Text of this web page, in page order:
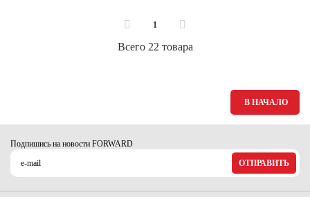
1
Всего 22 товара
В НАЧАЛО
Подпишись на новости FORWARD
ОТПРАВИТЬ